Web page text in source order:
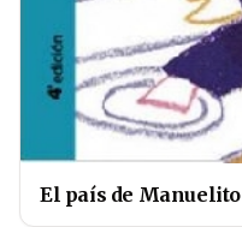
El país de Manuelito